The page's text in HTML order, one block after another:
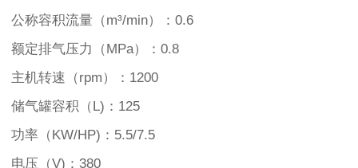
公称容积流量（m³/min）：0.6
额定排气压力（MPa）：0.8
主机转速（rpm）：1200
储气罐容积（L)：125
功率（KW/HP)：5.5/7.5
电压（V)：380